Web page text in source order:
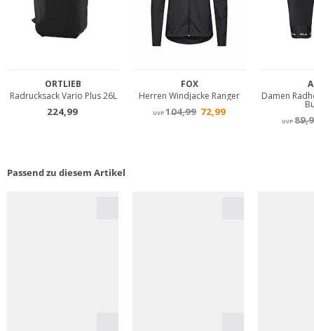
Passend zu diesem Artikel